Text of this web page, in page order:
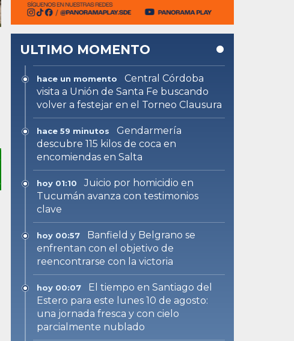
ULTIMO MOMENTO
hace un momento
Central Córdoba
visita a Unión de Santa Fe buscando
volver a festejar en el Torneo Clausura
hace 59 minutos
Gendarmería
descubre 115 kilos de coca en
encomiendas en Salta
hoy 01:10
Juicio por homicidio en
Tucumán avanza con testimonios
clave
hoy 00:57
Banfield y Belgrano se
enfrentan con el objetivo de
reencontrarse con la victoria
hoy 00:07
El tiempo en Santiago del
Estero para este lunes 10 de agosto:
una jornada fresca y con cielo
parcialmente nublado